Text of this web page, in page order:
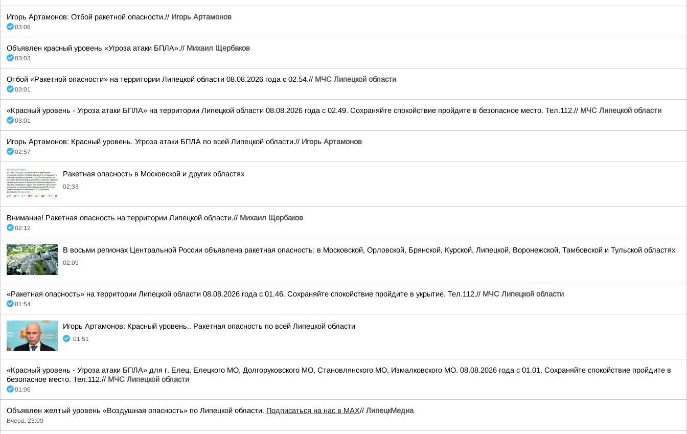
Игорь Артамонов: Отбой ракетной опасности.// Игорь Артамонов
03:06
Объявлен красный уровень «Угроза атаки БПЛА».// Михаил Щербаков
03:03
Отбой «Ракетной опасности» на территории Липецкой области 08.08.2026 года с 02.54.// МЧС Липецкой области
03:01
«Красный уровень - Угроза атаки БПЛА» на территории Липецкой области 08.08.2026 года с 02.49. Сохраняйте спокойствие пройдите в безопасное место. Тел.112.// МЧС Липецкой области
03:01
Игорь Артамонов: Красный уровень. Угроза атаки БПЛА по всей Липецкой области.// Игорь Артамонов
02:57
Ракетная опасность в Московской и других областях
02:33
Внимание! Ракетная опасность на территории Липецкой области.// Михаил Щербаков
02:12
В восьми регионах Центральной России объявлена ракетная опасность: в Московской, Орловской, Брянской, Курской, Липецкой, Воронежской, Тамбовской и Тульской областях
02:09
«Ракетная опасность» на территории Липецкой области 08.08.2026 года с 01.46. Сохраняйте спокойствие пройдите в укрытие. Тел.112.// МЧС Липецкой области
01:54
Игорь Артамонов: Красный уровень.. Ракетная опасность по всей Липецкой области
01:51
«Красный уровень - Угроза атаки БПЛА» для г. Елец, Елецкого МО, Долгоруковского МО, Становлянского МО, Измалковского МО. 08.08.2026 года с 01.01. Сохраняйте спокойствие пройдите в
безопасное место. Тел.112.// МЧС Липецкой области
01:06
Объявлен желтый уровень «Воздушная опасность» по Липецкой области. Подписаться на нас в МАХ// ЛипецкМедиа
Вчера, 23:09